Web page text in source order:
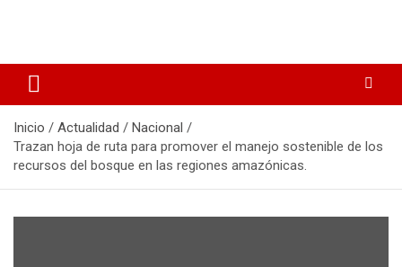
Inicio Actualidad
Nacional
Trazan hoja de ruta para promover el manejo sostenible de los
recursos del bosque en las regiones amazónicas.